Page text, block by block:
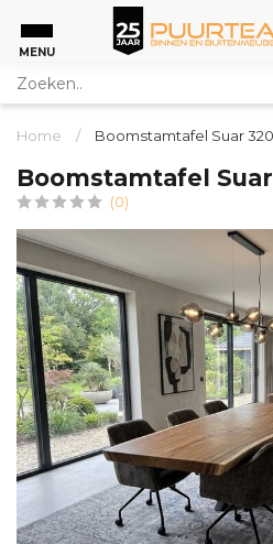
MENU
Home / Boomstamtafel Suar
Boomstamtafel
(0)